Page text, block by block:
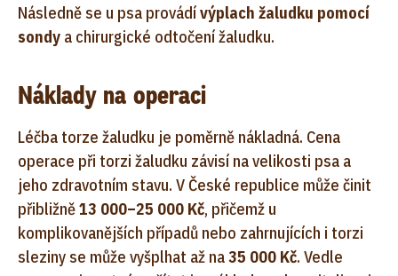
Následně se u psa provádívýplach žaludku pomocí
sondy a chirurgické odtočení žaludku.
Náklady na operaci
Léčba torze žaludku je poměrně nákladná. Cena
operace při torzi žaludku závisí na velikosti psa a
jeho zdravotním stavu. V České republice může činit
přibližně13 000–25 000 Kč, přičemž u
komplikovanějších případů nebo zahrnujících i torzi
sleziny se může vyšplhat až na35 000 Kč. Vedle